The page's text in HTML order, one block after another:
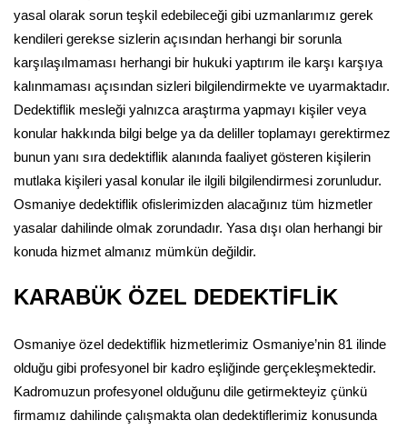
yasal olarak sorun teşkil edebileceği gibi uzmanlarımız gerek
kendileri gerekse sizlerin açısından herhangi bir sorunla
karşılaşılmaması herhangi bir hukuki yaptırım ile karşı karşıya
kalınmaması açısından sizleri bilgilendirmekte ve uyarmaktadır.
Dedektiflik mesleği yalnızca araştırma yapmayı kişiler veya
konular hakkında bilgi belge ya da deliller toplamayı gerektirmez
bunun yanı sıra dedektiflik alanında faaliyet gösteren kişilerin
mutlaka kişileri yasal konular ile ilgili bilgilendirmesi zorunludur.
Osmaniye dedektiflik ofislerimizden alacağınız tüm hizmetler
yasalar dahilinde olmak zorundadır. Yasa dışı olan herhangi bir
konuda hizmet almanız mümkün değildir.
KARABÜK ÖZEL DEDEKTİFLİK
Osmaniye özel dedektiflik hizmetlerimiz Osmaniye’nin 81 ilinde
olduğu gibi profesyonel bir kadro eşliğinde gerçekleşmektedir.
Kadromuzun profesyonel olduğunu dile getirmekteyiz çünkü
firmamız dahilinde çalışmakta olan dedektiflerimiz konusunda